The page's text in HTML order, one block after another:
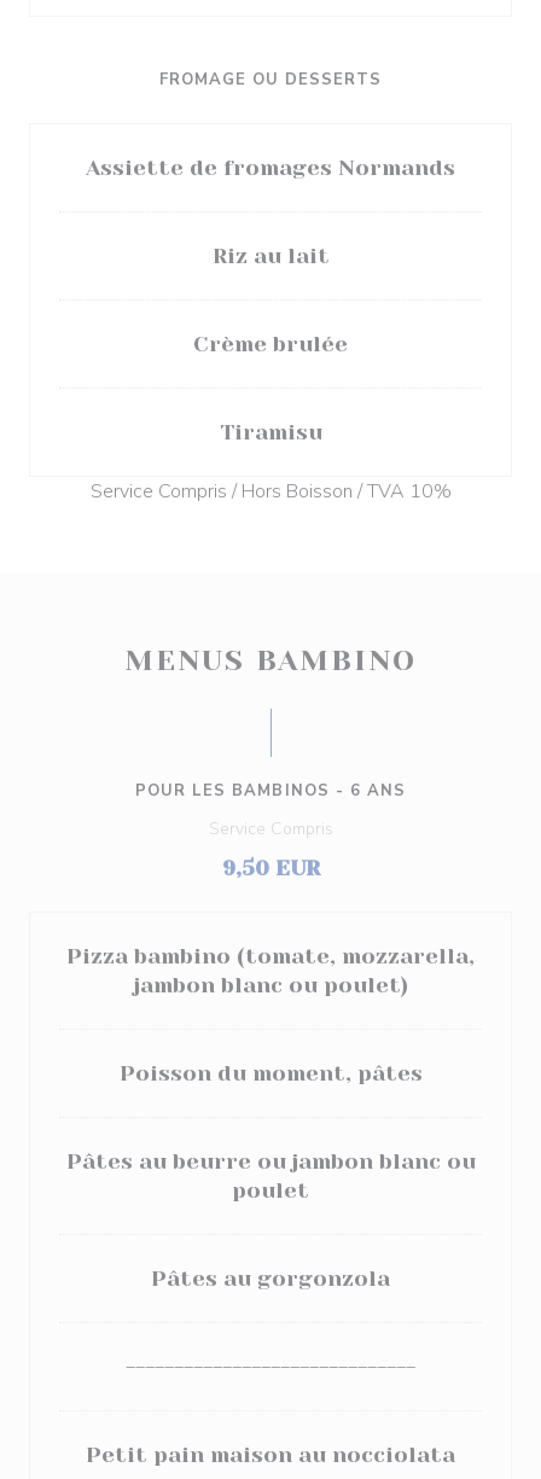
FROMAGE OU DESSERTS
Assiette de fromages Normands
Riz au lait
Crème brulée
Tiramisu
Service Compris / Hors Boisson / TVA 10%
MENUS BAMBINO
POUR LES BAMBINOS - 6 ANS
Service Compris
9,50 EUR
Pizza bambino (tomate, mozzarella,
jambon blanc ou poulet)
Poisson du moment, pâtes
Pâtes au beurre ou jambon blanc ou
poulet
Pâtes au gorgonzola
------------------------------
Petit pain maison au nocciolata